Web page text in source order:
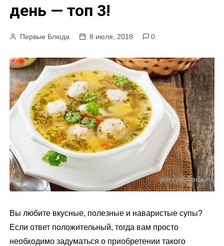
день — топ 3!
Первые Блюда 8 июля, 2018 0
Вы любите вкусные, полезные и наваристые супы?
Если ответ положительный, тогда вам просто
необходимо задуматься о приобретении такого